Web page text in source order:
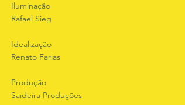
Iluminação
Rafael Sieg
Idealização
Renato Farias
Produção
Saideira Produções